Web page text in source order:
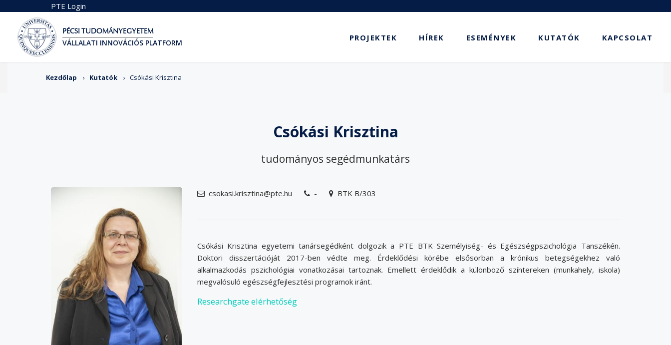
tartalomra
PTE Login
PÉCSI TUDOMÁNYEGYETEM
VÁLLALATI INNOVÁCIÓS PLATFORM
PROJEKTEK HÍREK ESEMÉNYEK KUTATÓK KAPCSOLAT
Morzsa
Kezdőlap Kutatók Csókási Krisztina
Csókási Krisztina
tudományos segédmunkatárs
email
csokasi.krisztina@pte.hu phone
- address
BTK B/303
Csókási Krisztina egyetemi tanársegédként dolgozik a PTE BTK Személyiség- és Egészségpszichológia Tanszékén.
Doktori disszertációját 2017-ben védte meg. Érdeklődési körébe elsősorban a krónikus betegségekhez való
alkalmazkodás pszichológiai vonatkozásai tartoznak. Emellett érdeklődik a különböző színtereken (munkahely, iskola)
megvalósuló egészségfejlesztési programok iránt.
Researchgate elérhetőség